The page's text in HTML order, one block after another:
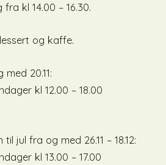
kl 14.00 – 16.30.
og kaffe.
20.11:
kl 12.00 – 18.00
jul fra og med 26.11 – 18.12:
kl 13.00 – 17.00